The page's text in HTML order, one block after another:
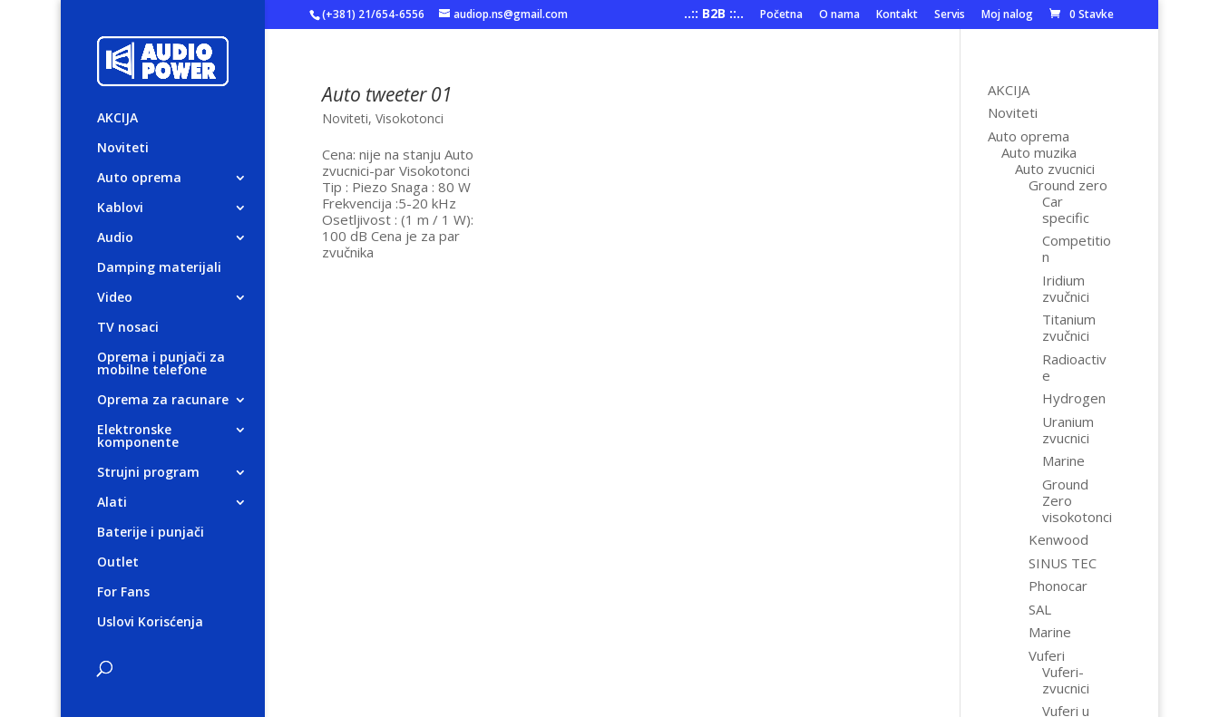
(+381) 21/654-6556 audiop.ns@gmail.com ..:: B2B ::.. Početna O nama Kontakt Servis Moj nalog 0 Stavke
AKCIJA
Noviteti
Auto oprema
Kablovi
Audio
Damping materijali
Video
TV nosaci
Oprema i punjači za
mobilne telefone
Oprema za racunare
Elektronske
komponente
Strujni program
Alati
Baterije i punjači
Outlet
For Fans
Uslovi Korisćenja
Auto tweeter 01
Noviteti, Visokotonci
Cena: nije na stanju Auto
zvucnici-par Visokotonci
Tip : Piezo Snaga : 80 W
Frekvencija :5-20 kHz
Osetljivost : (1 m / 1 W):
100 dB Cena je za par
zvučnika
AKCIJA
Noviteti
Auto oprema
Auto muzika
Auto zvucnici
Ground zero
Car
specific
Competitio
n
Iridium
zvučnici
Titanium
zvučnici
Radioactiv
e
Hydrogen
Uranium
zvucnici
Marine
Ground
Zero
visokotonci
Kenwood
SINUS TEC
Phonocar
SAL
Marine
Vuferi
Vuferi-
zvucnici
Vuferi u